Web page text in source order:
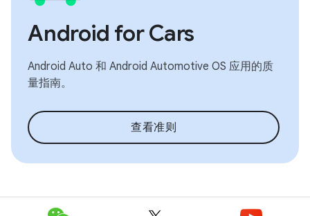
Android for Cars
Android Auto 和 Android Automotive OS 应用的质
量指南。
查看准则